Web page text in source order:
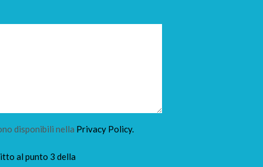
disponibili nella Privacy Policy.
al punto 3 della